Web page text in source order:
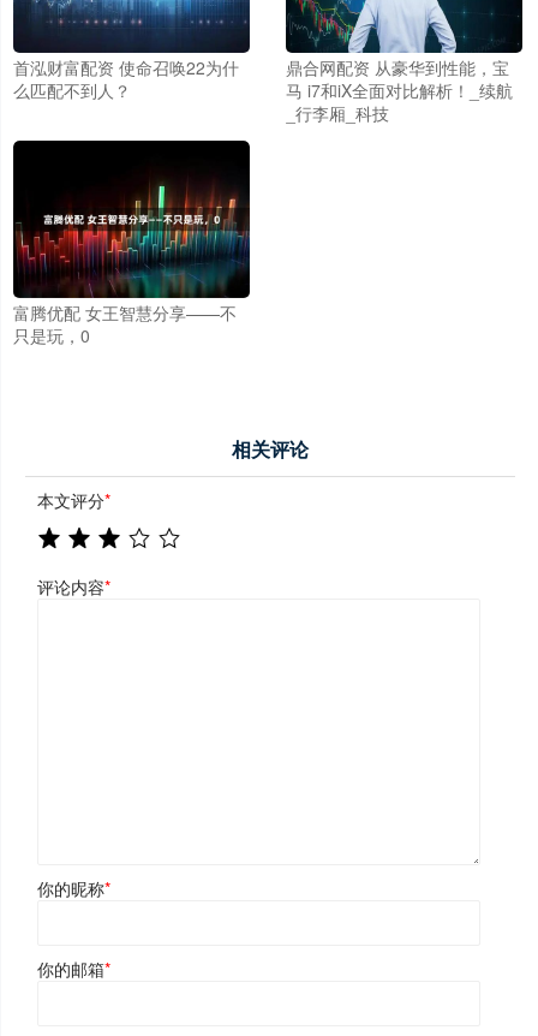
首泓财富配资 使命召唤22为什
么匹配不到人？
鼎合网配资 从豪华到性能，宝
马 i7和iX全面对比解析！_续航
_行李厢_科技
富腾优配 女王智慧分享——不
只是玩，0
相关评论
本文评分*
评论内容*
你的昵称*
你的邮箱*